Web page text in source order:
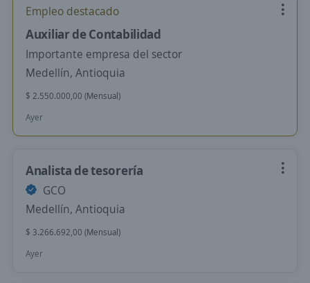
Empleo destacado
Auxiliar de Contabilidad
Importante empresa del sector
Medellín, Antioquia
$ 2.550.000,00 (Mensual)
Ayer
Analista de tesorería
GCO
Medellín, Antioquia
$ 3.266.692,00 (Mensual)
Ayer